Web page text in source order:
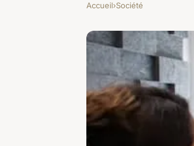
Accueil›Société